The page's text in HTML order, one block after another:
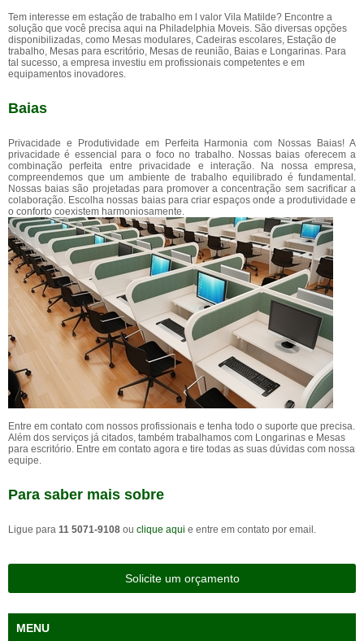
Tem interesse em estação de trabalho em l valor Vila Matilde? Encontre a
solução que você precisa aqui na Philadelphia Moveis. São diversas opções
disponibilizadas, como Mesas modulares, Cadeiras escolares, Estação de
trabalho, Mesas para escritório, Mesas de reunião, Baias e Longarinas. Para
tal sucesso, a empresa investiu em profissionais competentes e em
equipamentos inovadores.
Baias
Privacidade e Produtividade em Perfeita Harmonia com Nossas Baias! A
privacidade é essencial para o foco no trabalho. Nossas baias oferecem a
combinação perfeita entre privacidade e interação. Na nossa empresa,
compreendemos que um ambiente de trabalho equilibrado é fundamental.
Nossas baias são projetadas para promover a concentração sem sacrificar a
colaboração. Escolha nossas baias para criar espaços onde a produtividade e
o conforto coexistem harmoniosamente.
Entre em contato com nossos profissionais e tenha todo o suporte que precisa.
Além dos serviços já citados, também trabalhamos com Longarinas e Mesas
para escritório. Entre em contato agora e tire todas as suas dúvidas com nossa
equipe.
Para saber mais sobre
Ligue para 11 5071-9108 ou clique aqui e entre em contato por email.
Solicite um orçamento
MENU